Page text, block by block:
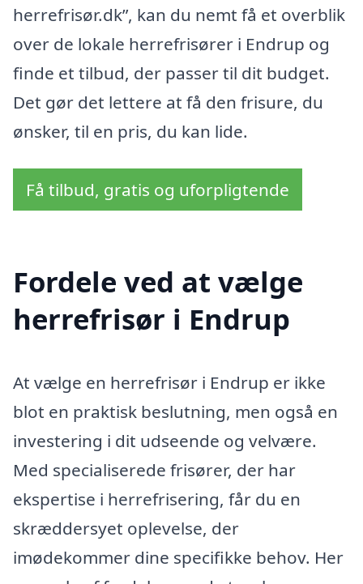
herrefrisør.dk”, kan du nemt få et overblik
over de lokale herrefrisører i Endrup og
finde et tilbud, der passer til dit budget.
Det gør det lettere at få den frisure, du
ønsker, til en pris, du kan lide.
Få tilbud, gratis og uforpligtende
Fordele ved at vælge
herrefrisør i Endrup
At vælge en herrefrisør i Endrup er ikke
blot en praktisk beslutning, men også en
investering i dit udseende og velvære.
Med specialiserede frisører, der har
ekspertise i herrefrisering, får du en
skræddersyet oplevelse, der
imødekommer dine specifikke behov. Her